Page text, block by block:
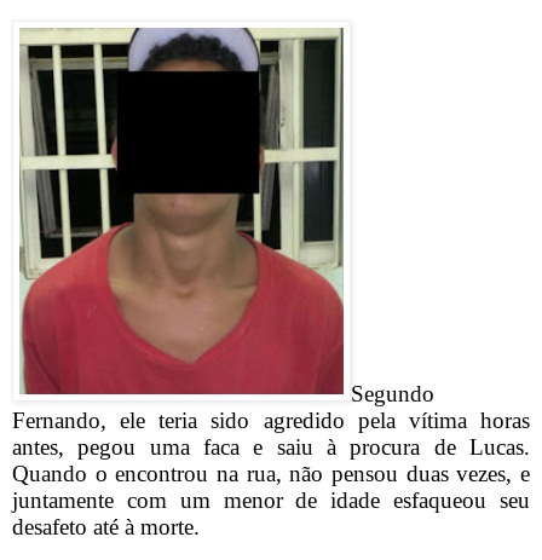
Segundo
Fernando, ele teria sido agredido pela vítima horas
antes, pegou uma faca e saiu à procura de Lucas.
Quando o encontrou na rua, não pensou duas vezes, e
juntamente com um menor de idade esfaqueou seu
desafeto até à morte.